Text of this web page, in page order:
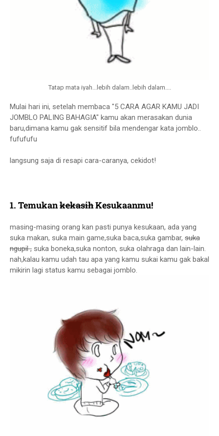
Tatap mata iyah...lebih dalam..lebih dalam....
Mulai hari ini, setelah membaca "5 CARA AGAR KAMU JADI
JOMBLO PALING BAHAGIA" kamu akan merasakan dunia
baru,dimana kamu gak sensitif bila mendengar kata jomblo..
fufufufu
langsung saja di resapi cara-caranya, cekidot!
1. TemukankekasihKesukaanmu!
masing-masing orang kan pasti punya kesukaan, ada yang
suka makan, suka main game,suka baca,suka gambar, suka
ngupil , suka boneka,suka nonton, suka olahraga dan lain-lain.
nah,kalau kamu udah tau apa yang kamu sukai kamu gak bakal
mikirin lagi status kamu sebagai jomblo.